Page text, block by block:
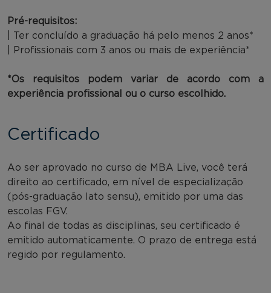
Pré-requisitos:
| Ter concluído a graduação há pelo menos 2 anos*
| Profissionais com 3 anos ou mais de experiência*
*Os requisitos podem variar de acordo com a
experiência profissional ou o curso escolhido.
Certificado
Ao ser aprovado no curso de MBA Live, você terá
direito ao certificado, em nível de especialização
(pós-graduação lato sensu), emitido por uma das
escolas FGV.
Ao final de todas as disciplinas, seu certificado é
emitido automaticamente. O prazo de entrega está
regido por regulamento.